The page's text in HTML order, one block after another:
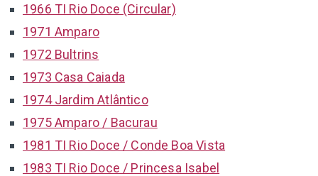
1966 TI Rio Doce (Circular)
1971 Amparo
1972 Bultrins
1973 Casa Caiada
1974 Jardim Atlântico
1975 Amparo / Bacurau
1981 TI Rio Doce / Conde Boa Vista
1983 TI Rio Doce / Princesa Isabel